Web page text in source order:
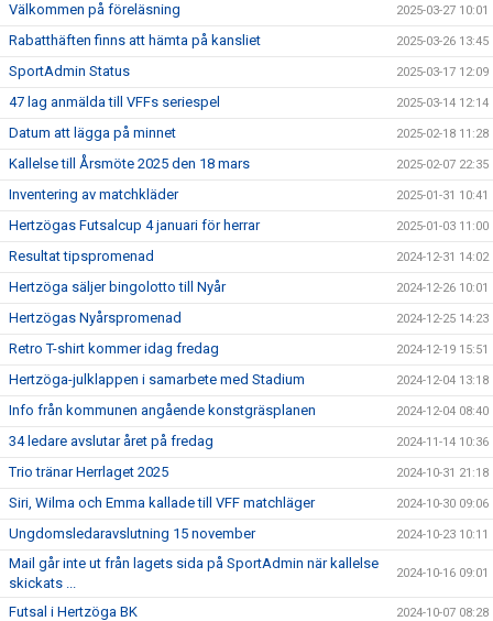
Välkommen på föreläsning 2025-03-27 10:01
Rabatthäften finns att hämta på kansliet 2025-03-26 13:45
SportAdmin Status 2025-03-17 12:09
47 lag anmälda till VFFs seriespel 2025-03-14 12:14
Datum att lägga på minnet 2025-02-18 11:28
Kallelse till Årsmöte 2025 den 18 mars 2025-02-07 22:35
Inventering av matchkläder 2025-01-31 10:41
Hertzögas Futsalcup 4 januari för herrar 2025-01-03 11:00
Resultat tipspromenad 2024-12-31 14:02
Hertzöga säljer bingolotto till Nyår 2024-12-26 10:01
Hertzögas Nyårspromenad 2024-12-25 14:23
Retro T-shirt kommer idag fredag 2024-12-19 15:51
Hertzöga-julklappen i samarbete med Stadium 2024-12-04 13:18
Info från kommunen angående konstgräsplanen 2024-12-04 08:40
34 ledare avslutar året på fredag 2024-11-14 10:36
Trio tränar Herrlaget 2025 2024-10-31 21:18
Siri, Wilma och Emma kallade till VFF matchläger 2024-10-30 09:06
Ungdomsledaravslutning 15 november 2024-10-23 10:11
Mail går inte ut från lagets sida på SportAdmin när kallelse
skickats ...
2024-10-16 09:01
Futsal i Hertzöga BK 2024-10-07 08:28